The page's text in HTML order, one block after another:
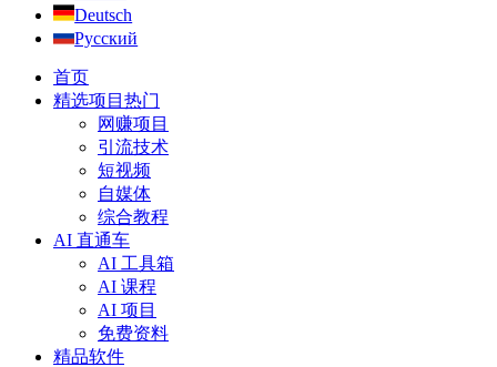
Deutsch
Русский
首页
精选项目 热门
网赚项目
引流技术
短视频
自媒体
综合教程
AI 直通车
AI 工具箱
AI 课程
AI 项目
免费资料
精品软件